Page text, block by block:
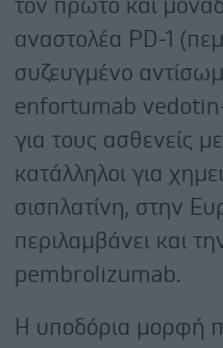
τον πρώτο και
αναστολέα PD-1
συζευγμένο
enfortumab vedotin-
για τους ασθενείς
κατάλληλοι για
σισπλατίνη, στην
περιλαμβάνει και
pembrolizumab.
Η υποδόρια μορφή